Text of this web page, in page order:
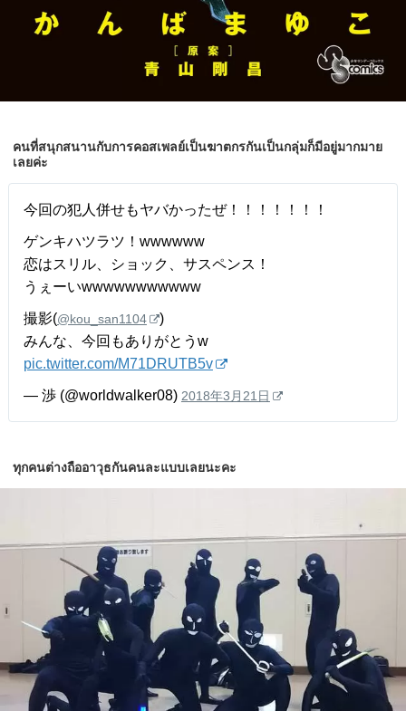
คนที่สนุกสนานกับการคอสเพลย์เป็นฆาตกรกันเป็นกลุ่มก็มีอยู่มากมาย
เลยค่ะ
今回の犯人併せもヤバかったぜ！！！！！！！
ゲンキハツラツ！wwwwww
恋はスリル、ショック、サスペンス！
うぇーいwwwwwwwwwww
撮影(@kou_san1104
)
みんな、今回もありがとうw
pic.twitter.com/M71DRUTB5v
— 渉 (@worldwalker08) 2018年3月21日
ทุกคนต่างถืออาวุธกันคนละแบบเลยนะคะ